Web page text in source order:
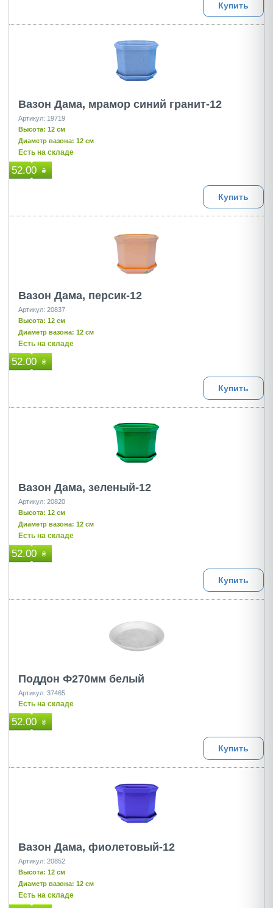
Купить
Вазон Дама, мрамор синий гранит-12
Артикул: 19719
Высота: 12 см
Диаметр вазона: 12 см
Есть на складе
52.00 ₴
Купить
Вазон Дама, персик-12
Артикул: 20837
Высота: 12 см
Диаметр вазона: 12 см
Есть на складе
52.00 ₴
Купить
Вазон Дама, зеленый-12
Артикул: 20820
Высота: 12 см
Диаметр вазона: 12 см
Есть на складе
52.00 ₴
Купить
Поддон Ф270мм белый
Артикул: 37465
Есть на складе
52.00 ₴
Купить
Вазон Дама, фиолетовый-12
Артикул: 20852
Высота: 12 см
Диаметр вазона: 12 см
Есть на складе